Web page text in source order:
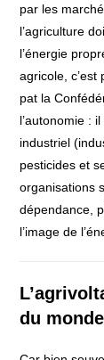
par les
l’agriculture
l’énergie
agricole,
pat la
l’autonomie :
industriel
pesticides et
organisations
dépendance,
l’image de
du